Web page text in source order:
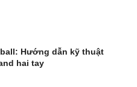
Hướng dẫn kỹ thuật
hai tay